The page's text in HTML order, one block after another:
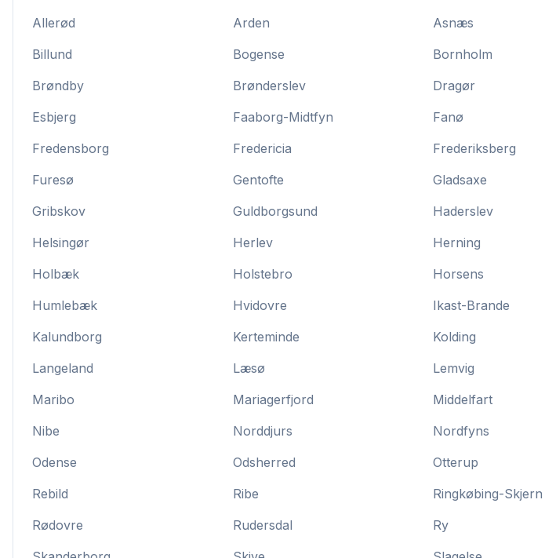
Allerød
Arden Asnæs
Billund
Bogense Bornholm
Brøndby
Brønderslev Dragør
Esbjerg
Faaborg-Midtfyn Fanø
Fredensborg
Fredericia Frederiksberg
Furesø
Gentofte Gladsaxe
Gribskov
Guldborgsund Haderslev
Helsingør
Herlev Herning
Holbæk
Holstebro Horsens
Humlebæk
Hvidovre Ikast-Brande
Kalundborg
Kerteminde Kolding
Langeland
Læsø Lemvig
Maribo
Mariagerfjord Middelfart
Nibe
Norddjurs Nordfyns
Odense
Odsherred Otterup
Rebild
Ribe Ringkøbing-Skjern
Rødovre
Rudersdal Ry